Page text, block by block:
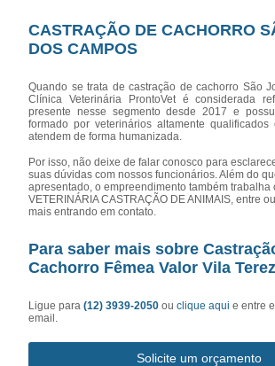
CASTRAÇÃO DE CACHORRO
DOS CAMPOS
Quando se trata de castração de cachorro São
Clínica Veterinária ProntoVet é considerada
presente nesse segmento desde 2017 e
formado por veterinários altamente qualificados
atendem de forma humanizada.
Por isso, não deixe de falar conosco para
suas dúvidas com nossos funcionários. Além do
apresentado, o empreendimento também trabalha
VETERINÁRIA CASTRAÇÃO DE ANIMAIS, entre
mais entrando em contato.
Para saber mais sobre
Cachorro Fêmea Valor Vila
Ligue para(12) 3939-2050ouclique aqui e entre
email.
Solicite um orçamento